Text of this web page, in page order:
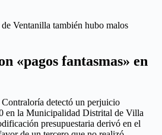
Ventanilla también hubo malos
«pagos fantasmas» en
detectó un perjuicio
en la Municipalidad Distrital de Villa
presupuestaria derivó en el